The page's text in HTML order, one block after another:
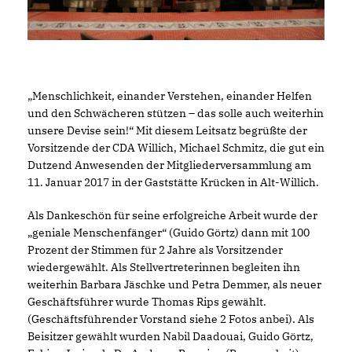
Menschlichkeit, einander Verstehen, einander Helfen
und den Schwächeren stützen – das solle auch weiterhin
unsere Devise sein!“ Mit diesem Leitsatz begrüßte der
Vorsitzende der CDA Willich, Michael Schmitz, die gut ein
Dutzend Anwesenden der Mitgliederversammlung am
11. Januar 2017 in der Gaststätte Krücken in Alt-Willich.
Als Dankeschön für seine erfolgreiche Arbeit wurde der
geniale Menschenfänger“ (Guido Görtz) dann mit 100
Prozent der Stimmen für 2 Jahre als Vorsitzender
wiedergewählt. Als Stellvertreterinnen begleiten ihn
weiterhin Barbara Jäschke und Petra Demmer, als neuer
Geschäftsführer wurde Thomas Rips gewählt.
(Geschäftsführender Vorstand siehe 2 Fotos anbei). Als
Beisitzer gewählt wurden Nabil Daadouai, Guido Görtz,